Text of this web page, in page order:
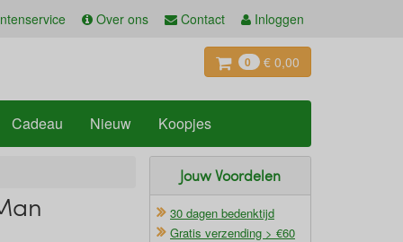
Over ons Contact Inloggen
0 € 0,00
Cadeau Nieuw Koopjes
Jouw Voordelen
30 dagen bedenktijd
Gratis verzending > €60